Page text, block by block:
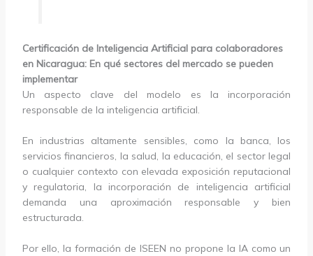
Certificación de Inteligencia Artificial para colaboradores
en Nicaragua: En qué sectores del mercado se pueden
implementar
Un aspecto clave del modelo es la incorporación
responsable de la inteligencia artificial.
En industrias altamente sensibles, como la banca, los
servicios financieros, la salud, la educación, el sector legal
o cualquier contexto con elevada exposición reputacional
y regulatoria, la incorporación de inteligencia artificial
demanda una aproximación responsable y bien
estructurada.
Por ello, la formación de ISEEN no propone la IA como un